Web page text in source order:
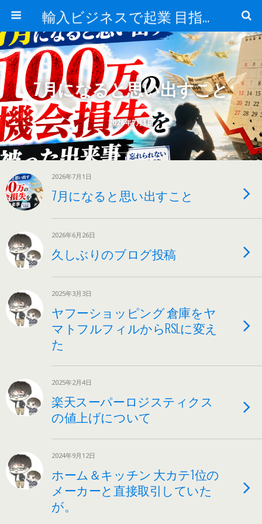
輸入ビジネスで起業 目指せ年商10億円 最近はアマゾン輸入やってます。
2026年7月1日
7月になると思い出すこと
2026年7月1日
7月になると思い出すこと
2026年6月26日
久しぶりのブログ投稿
2025年3月3日
ヤフーショッピング 倉庫をヤ
マトフルフィルからRSLに変え
た
2025年2月4日
楽天スーパーロジスティクス
の値上げについて
2024年9月12日
ホーム＆キッチン 大カテ1位の
メーカーと直接取引していた
が。